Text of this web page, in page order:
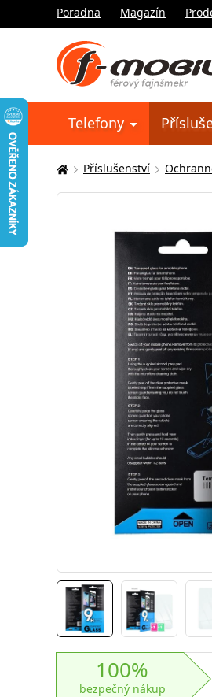
Poradna Magazín
Telefony
Zde
se
Příslušenství
100%
bezpečný nákup